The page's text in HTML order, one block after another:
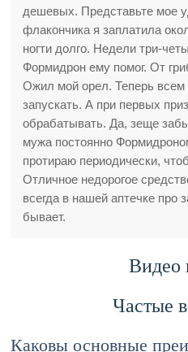
дешевых. Представьте мое
флакончика я заплатила
ногти долго. Недели три-
Формидрон ему помог. От
Ожил мой орел. Теперь всем
запускать. А при первых
обрабатывать. Да, зеще
мужа постоянно
протираю периодически,
Отличное недорогое
всегда в нашей аптечке про
бывает.
Видео
Частые
Каковы основные